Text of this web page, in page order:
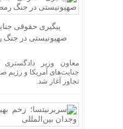
پیگیری حقوقی
صهیونیستی در
معاون وزیر
جنایت‌های آمریکا و رژیم
تجاوز آغاز شد.